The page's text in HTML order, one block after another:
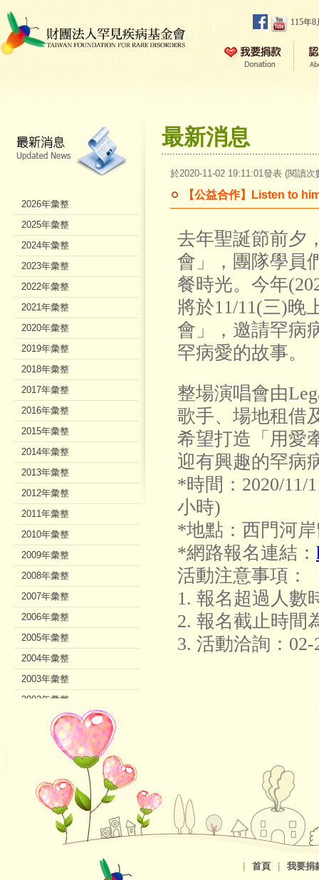
115年
最新消息
於2020-11-02 19:11:01發表 (閱讀次
【公益合作】Listen to
去年聖誕節前夕
會」，團隊學員
餐時光。今年
將於11/11(三)晚
會」，邀請罕病
罕病愛的故事。
整場演唱會由
歌手、場地租借
希望打造「用愛
迎有興趣的罕病
*時間：2020/11/
小時)
*地點：西門河
*網路報名連結：
活動注意事項：
1. 報名超過人數
2. 報名截止時間
3. 活動洽詢：
2026年彙整
2025年彙整
2024年彙整
2023年彙整
2022年彙整
2021年彙整
2020年彙整
2019年彙整
2018年彙整
2017年彙整
2016年彙整
2015年彙整
2014年彙整
2013年彙整
2012年彙整
2011年彙整
2010年彙整
2009年彙整
2008年彙整
2007年彙整
2006年彙整
2005年彙整
2004年彙整
2003年彙整
2002年彙整
首頁 我要捐